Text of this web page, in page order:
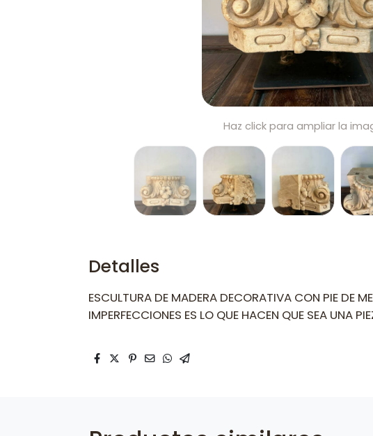
Haz click para ampliar la
Detalles
ESCULTURA DE MADERA DECORATIVA CON PIE DE
IMPERFECCIONES ES LO QUE HACEN QUE SEA UNA